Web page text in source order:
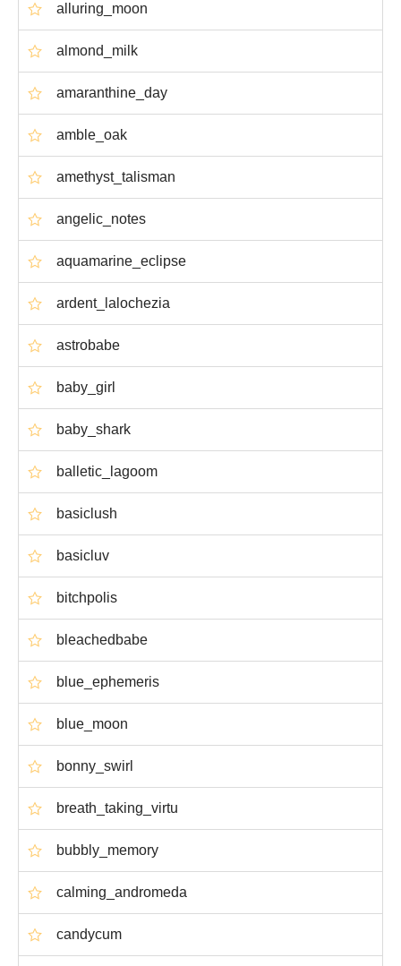
alluring_moon
almond_milk
amaranthine_day
amble_oak
amethyst_talisman
angelic_notes
aquamarine_eclipse
ardent_lalochezia
astrobabe
baby_girl
baby_shark
balletic_lagoom
basiclush
basicluv
bitchpolis
bleachedbabe
blue_ephemeris
blue_moon
bonny_swirl
breath_taking_virtu
bubbly_memory
calming_andromeda
candycum